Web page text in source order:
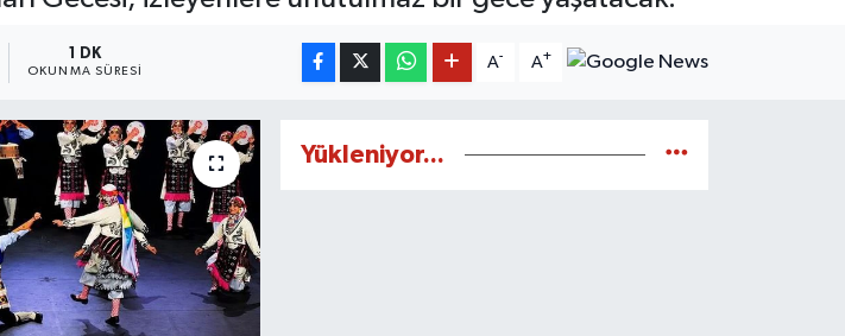
1 DK
OKUNMA SÜRESI
A- A+
Yükleniyor...